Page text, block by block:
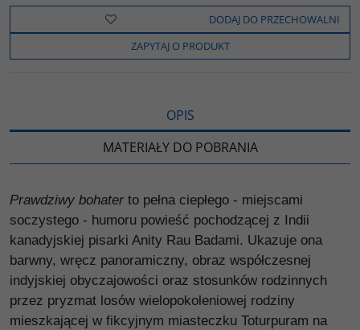
e
o
k
t
t
e
o
y
i
n
k
z
e
l
s
DODAJ DO PRZECHOWALNI
ZAPYTAJ O PRODUKT
OPIS
MATERIAŁY DO POBRANIA
Prawdziwy bohater to pełna ciepłego - miejscami
soczystego - humoru powieść pochodzącej z Indii
kanadyjskiej pisarki Anity Rau Badami. Ukazuje ona
barwny, wręcz panoramiczny, obraz współczesnej
indyjskiej obyczajowości oraz stosunków rodzinnych
przez pryzmat losów wielopokoleniowej rodziny
mieszkającej w fikcyjnym miasteczku Toturpuram na